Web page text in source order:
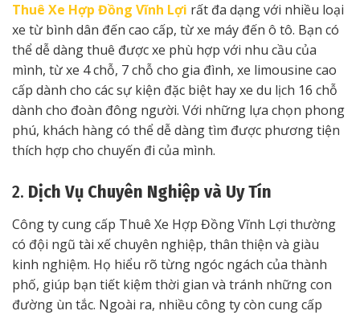
Thuê Xe Hợp Đồng Vĩnh Lợi rất đa dạng với nhiều loại
xe từ bình dân đến cao cấp, từ xe máy đến ô tô. Bạn có
thể dễ dàng thuê được xe phù hợp với nhu cầu của
mình, từ xe 4 chỗ, 7 chỗ cho gia đình, xe limousine cao
cấp dành cho các sự kiện đặc biệt hay xe du lịch 16 chỗ
dành cho đoàn đông người. Với những lựa chọn phong
phú, khách hàng có thể dễ dàng tìm được phương tiện
thích hợp cho chuyến đi của mình.
2. Dịch Vụ Chuyên Nghiệp và Uy Tín
Công ty cung cấp Thuê Xe Hợp Đồng Vĩnh Lợi thường
có đội ngũ tài xế chuyên nghiệp, thân thiện và giàu
kinh nghiệm. Họ hiểu rõ từng ngóc ngách của thành
phố, giúp bạn tiết kiệm thời gian và tránh những con
đường ùn tắc. Ngoài ra, nhiều công ty còn cung cấp